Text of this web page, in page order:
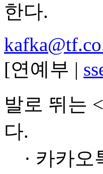
한다.
[연예부 |
발로 뛰는
다.
· 카카